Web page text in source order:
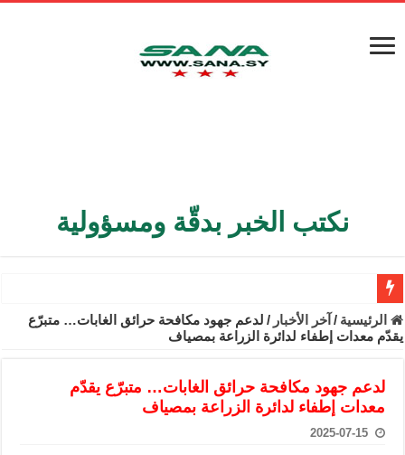
نكتب الخبر بدقّة ومسؤولية
الأمن الداخلي يعثر على مقبرة جماعية في ريف اللاذقية تضم 9 جثامين
الوزير الشيباني يبحث في باريس تعزيز الاستقرار في سوريا
برنية: مرسوم بإعفاء مستهلكي الكهرباء المنزلية والتجارية والصناعية
الرئيس الشرع يستقبل وفداً من أعضاء مجلسي النواب والشيوخ
المركزي يحذر من التعامل بالعملات الرقمية: غير قانونية وتنطوي على
الرئيسية / آخر الأخبار / لدعم جهود مكافحة حرائق الغابات… متبرّع
يقدّم معدات إطفاء لدائرة الزراعة بمصياف
لدعم جهود مكافحة حرائق الغابات… متبرّع يقدّم
معدات إطفاء لدائرة الزراعة بمصياف
2025-07-15